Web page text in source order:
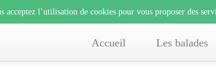
acceptez l’utilisation de cookies pour vous proposer des
Accueil Les balades
l’utilisation de cookies pour vous proposer des
de cookies pour vous proposer des